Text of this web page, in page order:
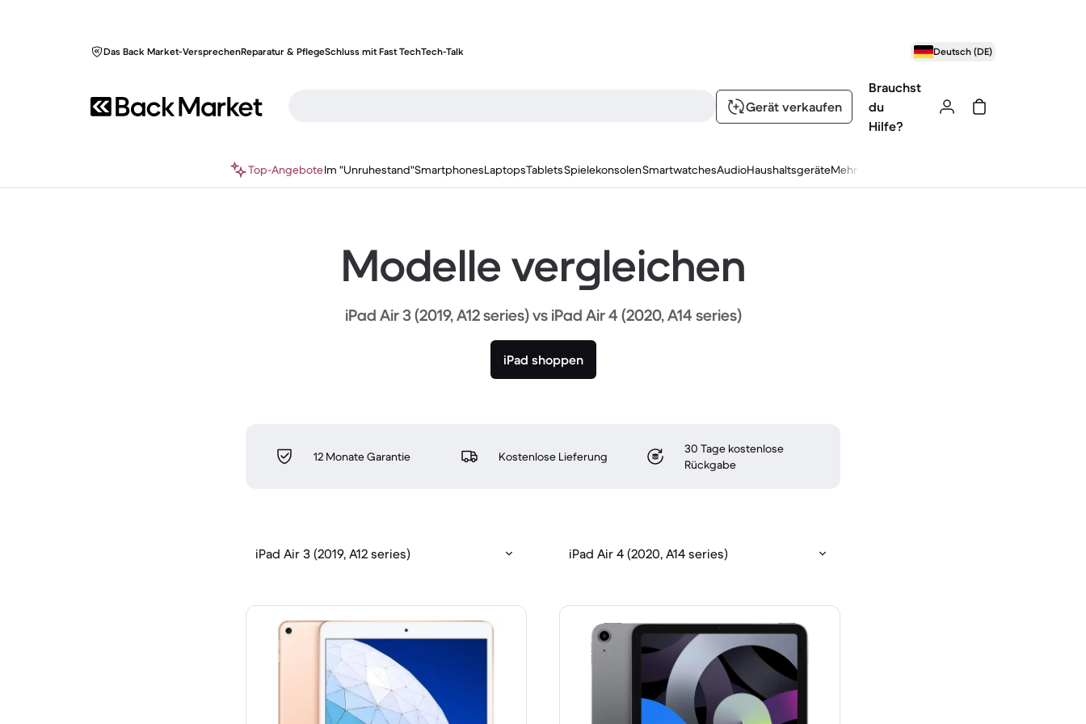
Das Back Market-VersprechenReparatur & PflegeSchluss mit Fast TechTech-Talk Deutsch (DE)
Gerät verkaufen
Brauchst
du
Hilfe?
Top-AngeboteIm "Unruhestand"SmartphonesLaptopsTabletsSpielekonsolenSmartwatchesAudioHaushaltsgeräteMehr
Modelle vergleichen
iPad Air 3 (2019, A12 series) vs iPad Air 4 (2020, A14 series)
iPad shoppen
12 Monate Garantie Kostenlose Lieferung
30 Tage kostenlose
Rückgabe
iPad Air 3 (2019, A12 series) iPad Air 4 (2020, A14 series)